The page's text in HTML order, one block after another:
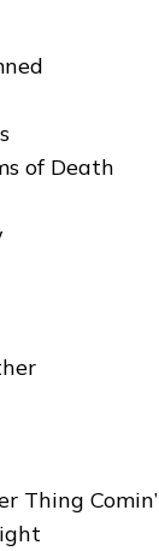
of Death
Thing Comin’